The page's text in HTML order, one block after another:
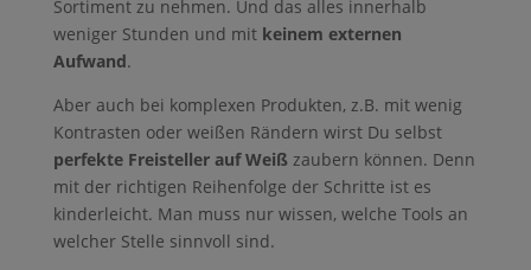
Sortiment zu nehmen. Und das alles innerhalb
weniger Stunden und mit keinem externen
Aufwand.
Aber auch bei komplexen Produkten, z.B. mit wenig
Kontrasten oder weißen Rändern wirst Du selbst
perfekte Freisteller auf Weiß zaubern können. Denn
mit der richtigen Reihenfolge der Schritte ist es
kinderleicht. Man muss nur wissen, welche Tools an
welcher Stelle sinnvoll sind.